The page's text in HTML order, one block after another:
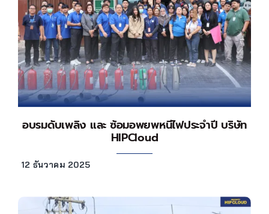
อบรมดับเพลิง และ ซ้อมอพยพหนีไฟประจำปี บริษัท
HIPCloud
12 ธันวาคม 2025